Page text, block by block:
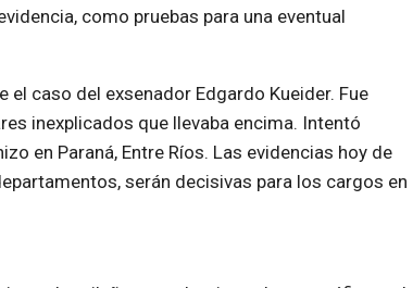
como pruebas para una eventual
el caso del exsenador Edgardo Kueider. Fue
inexplicados que llevaba encima. Intentó
en Paraná, Entre Ríos. Las evidencias hoy de
serán decisivas para los cargos en